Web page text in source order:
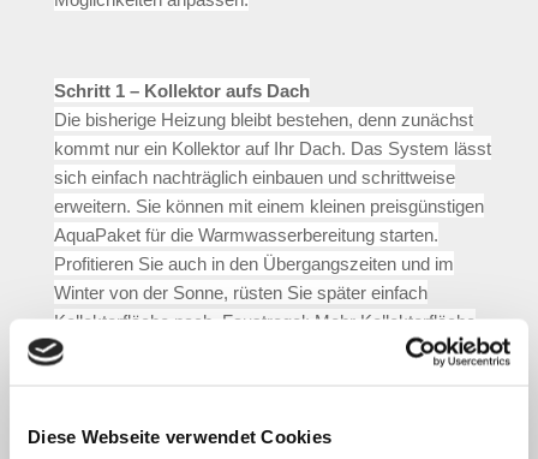
Diese Webseite verwendet Cookies
Schritt 1 – Kollektor aufs Dach
Die bisherige Heizung bleibt bestehen, denn zunächst
kommt nur ein Kollektor auf Ihr Dach. Das System lässt
sich einfach nachträglich einbauen und schrittweise
erweitern. Sie können mit einem kleinen preisgünstigen
AquaPaket für die Warmwasserbereitung starten.
Profitieren Sie auch in den Übergangszeiten und im
Winter von der Sonne, rüsten Sie später einfach
Kollektorfläche nach. Faustregel: Mehr Kollektorfläche
gleich mehr Solarenergieertrag und damit eine größere
Schritt 2 – Heizkesseltausch